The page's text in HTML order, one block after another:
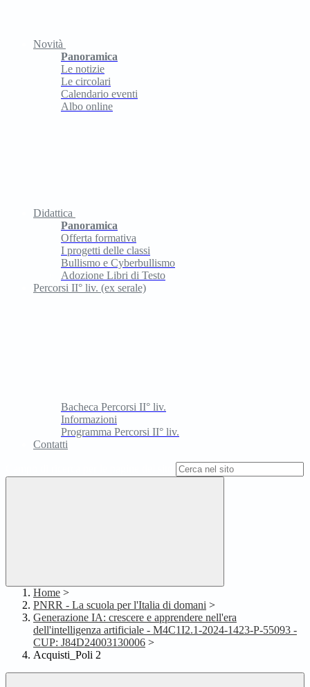
Novità
Panoramica
Le notizie
Le circolari
Calendario eventi
Albo online
Didattica
Panoramica
Offerta formativa
I progetti delle classi
Bullismo e Cyberbullismo
Adozione Libri di Testo
Percorsi II° liv. (ex serale)
Bacheca Percorsi II° liv.
Informazioni
Programma Percorsi II° liv.
Contatti
Home >
PNRR - La scuola per l'Italia di domani >
Generazione IA: crescere e apprendere nell'era
dell'intelligenza artificiale - M4C1I2.1-2024-1423-P-55093 -
CUP: J84D24003130006 >
Acquisti_Poli 2